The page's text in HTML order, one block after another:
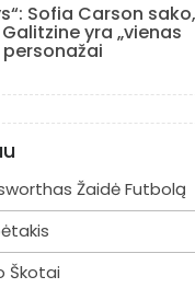
Sofia Carson sako,
yra „vienas
Žaidė Futbolą
Škotai